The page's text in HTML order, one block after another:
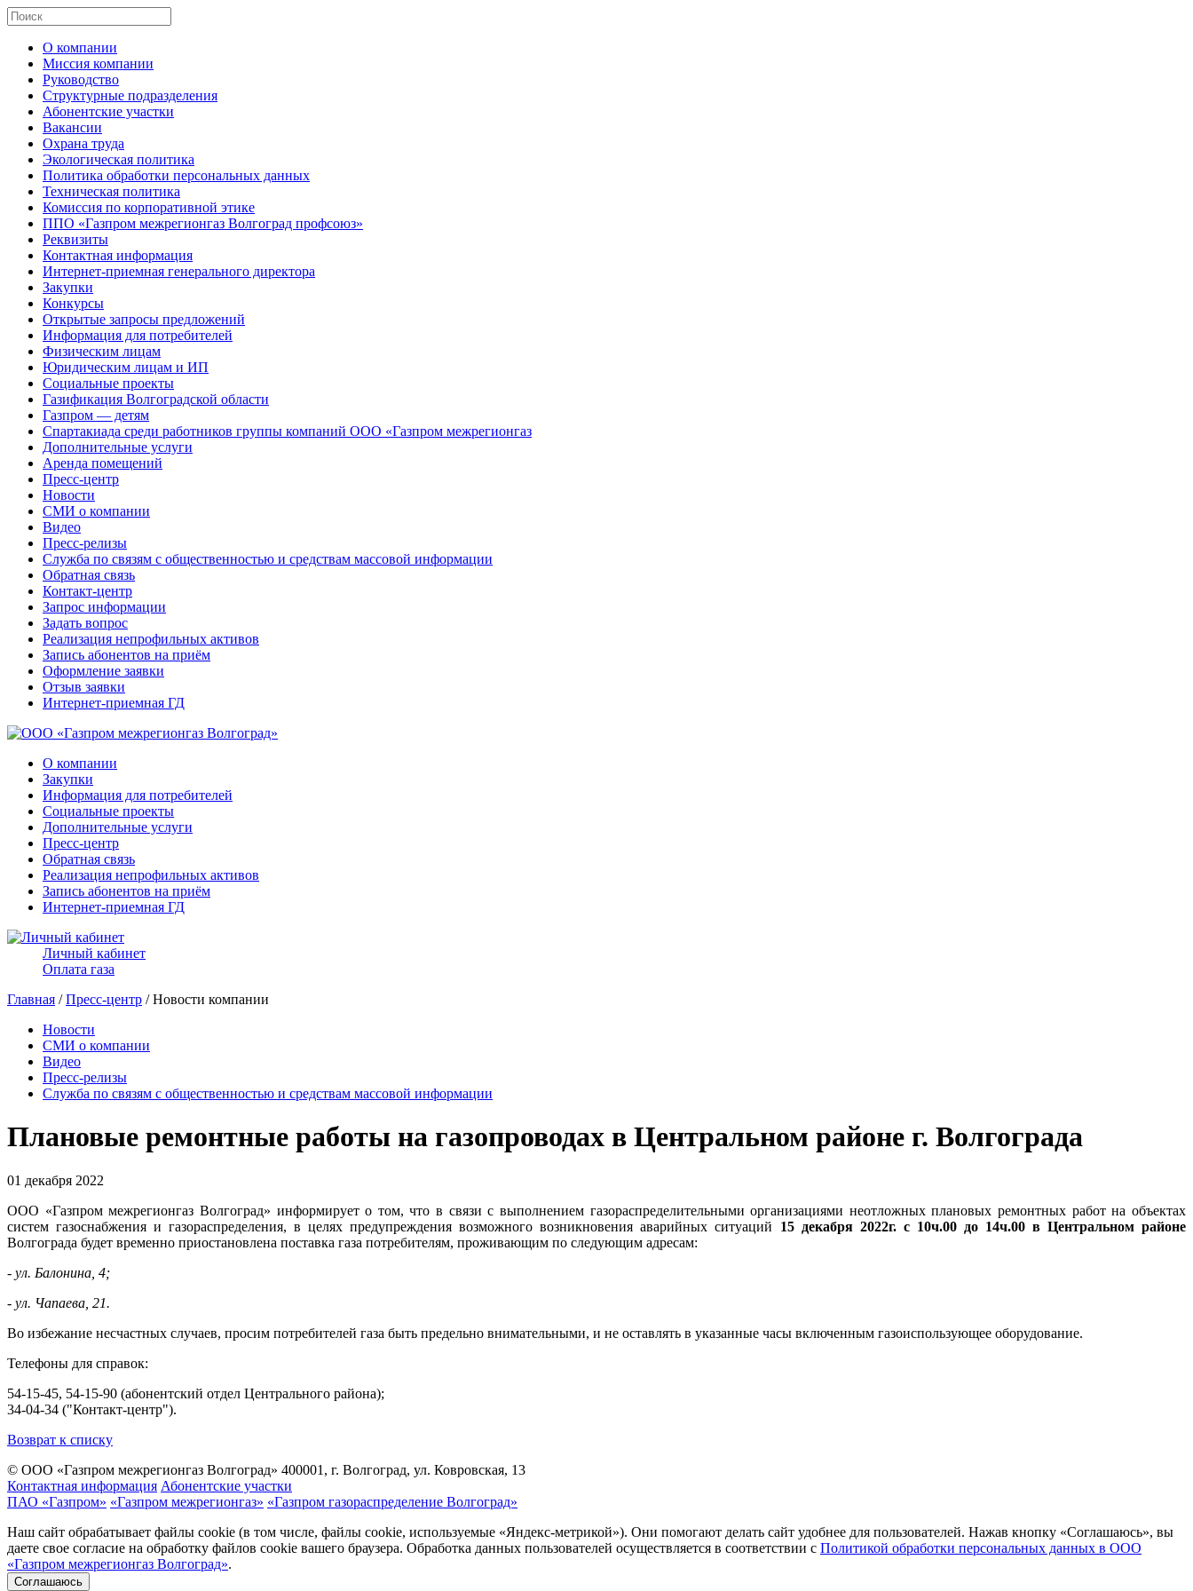
О компании
Миссия компании
Руководство
Структурные подразделения
Абонентские участки
Вакансии
Охрана труда
Экологическая политика
Политика обработки персональных данных
Техническая политика
Комиссия по корпоративной этике
ППО «Газпром межрегионгаз Волгоград профсоюз»
Реквизиты
Контактная информация
Интернет-приемная генерального директора
Закупки
Конкурсы
Открытые запросы предложений
Информация для потребителей
Физическим лицам
Юридическим лицам и ИП
Социальные проекты
Газификация Волгоградской области
Газпром — детям
Спартакиада среди работников группы компаний ООО «Газпром межрегионгаз
Дополнительные услуги
Аренда помещений
Пресс-центр
Новости
СМИ о компании
Видео
Пресс-релизы
Служба по связям с общественностью и средствам массовой информации
Обратная связь
Контакт-центр
Запрос информации
Задать вопрос
Реализация непрофильных активов
Запись абонентов на приём
Оформление заявки
Отзыв заявки
Интернет-приемная ГД
О компании
Закупки
Информация для потребителей
Социальные проекты
Дополнительные услуги
Пресс-центр
Обратная связь
Реализация непрофильных активов
Запись абонентов на приём
Интернет-приемная ГД
Личный кабинет
Оплата газа
Главная /Пресс-центр / Новости компании
Новости
СМИ о компании
Видео
Пресс-релизы
Служба по связям с общественностью и средствам массовой информации
Плановые ремонтные работы на газопроводах в Центральном районе г. Волгограда
01 декабря 2022
ООО «Газпром межрегионгаз Волгоград» информирует о том, что в связи с выполнением газораспределительными организациями неотложных плановых ремонтных работ на объектах
систем газоснабжения и газораспределения, в целях предупреждения возможного возникновения аварийных ситуаций 15 декабря 2022г. с 10ч.00 до 14ч.00 в Центральном районе
Волгограда будет временно приостановлена поставка газа потребителям, проживающим по следующим адресам:
- ул. Балонина, 4;
- ул. Чапаева, 21.
Во избежание несчастных случаев, просим потребителей газа быть предельно внимательными, и не оставлять в указанные часы включенным газоиспользующее оборудование.
Телефоны для справок:
54-15-45, 54-15-90 (абонентский отдел Центрального района);
34-04-34 ("Контакт-центр").
Возврат к списку
© ООО «Газпром межрегионгаз Волгоград» 400001, г. Волгоград, ул. Ковровская, 13
Контактная информация Абонентские участки
ПАО «Газпром» «Газпром межрегионгаз» «Газпром газораспределение Волгоград»
Наш сайт обрабатывает файлы cookie (в том числе, файлы cookie, используемые «Яндекс-метрикой»). Они помогают делать сайт удобнее для пользователей. Нажав кнопку «Соглашаюсь», вы
даете свое согласие на обработку файлов cookie вашего браузера. Обработка данных пользователей осуществляется в соответствии с Политикой обработки персональных данных в ООО
«Газпром межрегионгаз Волгоград».
Соглашаюсь